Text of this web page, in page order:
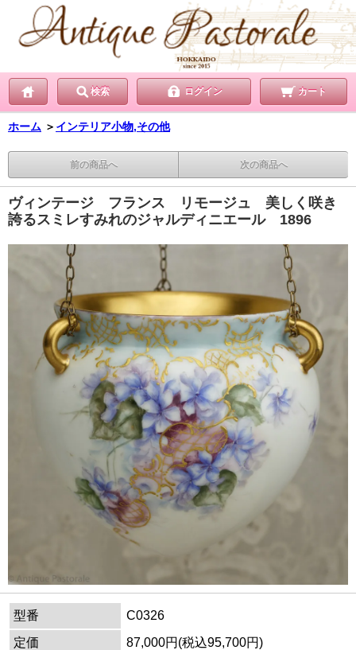
検索 ログイン カート
ホーム ＞ インテリア小物,その他
前の商品へ 次の商品へ
ヴィンテージ フランス リモージュ 美しく咲き
誇るスミレすみれのジャルディニエール 1896
型番
C0326
定価
87,000円(税込95,700円)